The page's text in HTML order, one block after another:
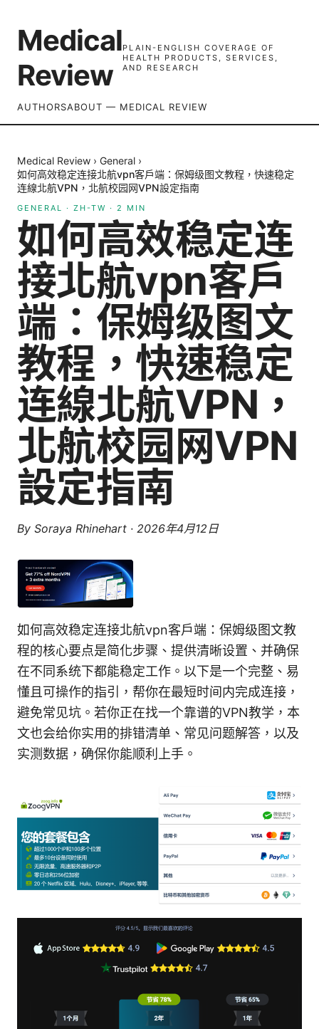
Medical
Review
PLAIN-ENGLISH COVERAGE OF
HEALTH PRODUCTS, SERVICES,
AND RESEARCH
AUTHORSABOUT — MEDICAL REVIEW
Medical Review › General ›
如何高效稳定连接北航vpn客户端：保姆级图文教程，快速稳定
连線北航VPN，北航校园网VPN設定指南
GENERAL · ZH-TW · 2 MIN
如何高效稳定连
接北航vpn客户
端：保姆级图文
教程，快速稳定
连線北航VPN，
北航校园网VPN
設定指南
By Soraya Rhinehart · 2026年4月12日
如何高效稳定连接北航vpn客户端：保姆级图文教
程的核心要点是简化步骤、提供清晰设置、并确保
在不同系统下都能稳定工作。以下是一个完整、易
懂且可操作的指引，帮你在最短时间内完成连接，
避免常见坑。若你正在找一个靠谱的VPN教学，本
文也会给你实用的排错清单、常见问题解答，以及
实测数据，确保你能顺利上手。